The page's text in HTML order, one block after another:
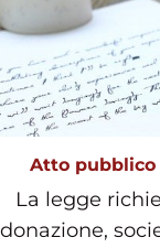
Atto pubblico
La legge
donazione,